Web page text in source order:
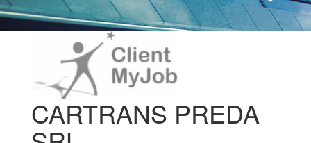
CARTRANS PREDA